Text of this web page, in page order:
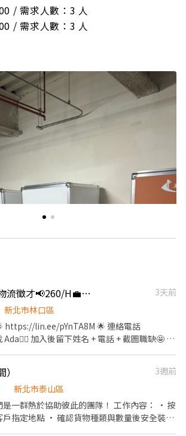
/ 需求人數：3 人
/ 需求人數：3 人
👍 龜山日領高薪物流徵才📢260/H💼立即上班
3天前
新北市林口區
+ 截圖職缺🤩 🈚️
貨、刷條碼 ✅ 退換貨處理 ✅ 其他倉儲相關作
－17:00休息：12:00－13:15 早半｜
16:00－01:00休息：18:30－19:30、22:00－
3週前
新北市泰山區
於協助彼此的團隊！ 工作內容： • 按
戶指定地點 • 確認貨物種類與數量後安全裝載